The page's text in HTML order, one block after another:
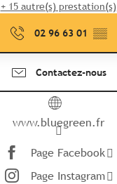
+ 15 autre(s) prestation(s)
02 96 63 01 ▒▒
Contactez-nous
www.bluegreen.fr
Page Facebook
Page Instagram